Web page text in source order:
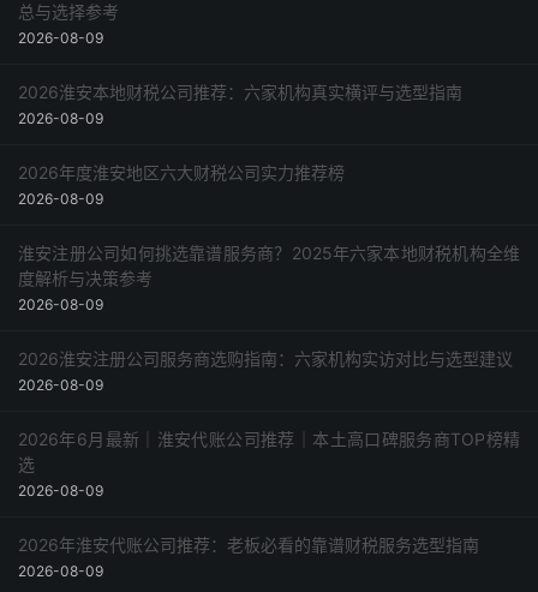
总与选择参考
2026-08-09
2026淮安本地财税公司推荐：六家机构真实横评与选型指南
2026-08-09
2026年度淮安地区六大财税公司实力推荐榜
2026-08-09
淮安注册公司如何挑选靠谱服务商？2025年六家本地财税机构全维
度解析与决策参考
2026-08-09
2026淮安注册公司服务商选购指南：六家机构实访对比与选型建议
2026-08-09
2026年6月最新｜淮安代账公司推荐｜本土高口碑服务商TOP榜精
选
2026-08-09
2026年淮安代账公司推荐：老板必看的靠谱财税服务选型指南
2026-08-09